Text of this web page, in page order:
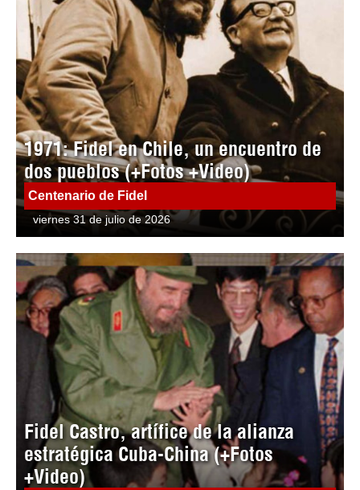
1971: Fidel en Chile, un encuentro de
dos pueblos (+Fotos +Video)
Centenario de Fidel
viernes 31 de julio de 2026
Fidel Castro, artífice de la alianza
estratégica Cuba-China (+Fotos
+Video)